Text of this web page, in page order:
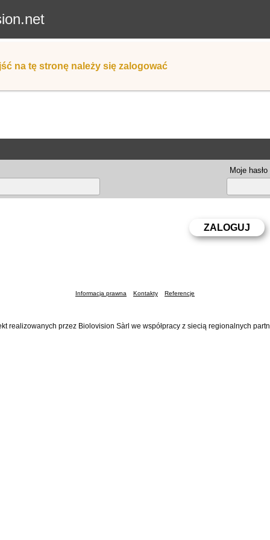
na tę stronę należy się zalogować
Moje hasło
Informacja prawna Kontakty Referencje
realizowanych przez Biolovision Sàrl we współpracy z siecią regionalnych